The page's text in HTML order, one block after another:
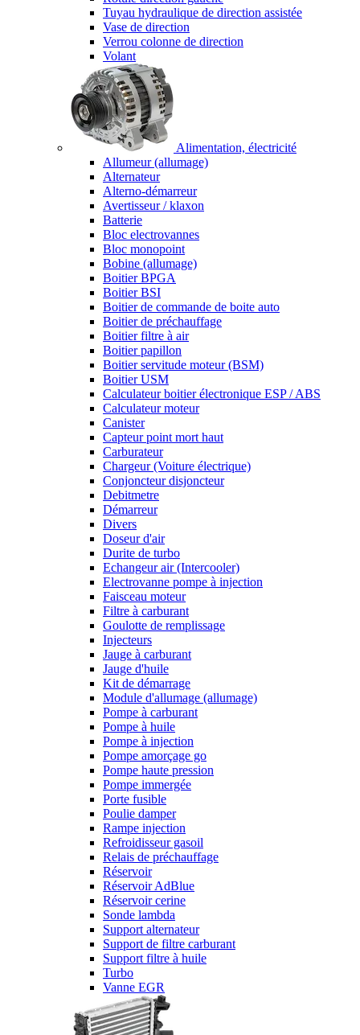
Tuyau hydraulique de direction assistée
Vase de direction
Verrou colonne de direction
Volant
Alimentation, électricité
Allumeur (allumage)
Alternateur
Alterno-démarreur
Avertisseur / klaxon
Batterie
Bloc electrovannes
Bloc monopoint
Bobine (allumage)
Boitier BPGA
Boitier BSI
Boitier de commande de boite auto
Boitier de préchauffage
Boitier filtre à air
Boitier papillon
Boitier servitude moteur (BSM)
Boitier USM
Calculateur boitier électronique ESP / ABS
Calculateur moteur
Canister
Capteur point mort haut
Carburateur
Chargeur (Voiture électrique)
Conjoncteur disjoncteur
Debitmetre
Démarreur
Divers
Doseur d'air
Durite de turbo
Echangeur air (Intercooler)
Electrovanne pompe à injection
Faisceau moteur
Filtre à carburant
Goulotte de remplissage
Injecteurs
Jauge à carburant
Jauge d'huile
Kit de démarrage
Module d'allumage (allumage)
Pompe à carburant
Pompe à huile
Pompe à injection
Pompe amorçage go
Pompe haute pression
Pompe immergée
Porte fusible
Poulie damper
Rampe injection
Refroidisseur gasoil
Relais de préchauffage
Réservoir
Réservoir AdBlue
Réservoir cerine
Sonde lambda
Support alternateur
Support de filtre carburant
Support filtre à huile
Turbo
Vanne EGR